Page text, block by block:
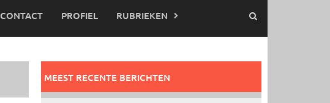
CONTACT PROFIEL RUBRIEKEN
MEEST RECENTE BERICHTEN